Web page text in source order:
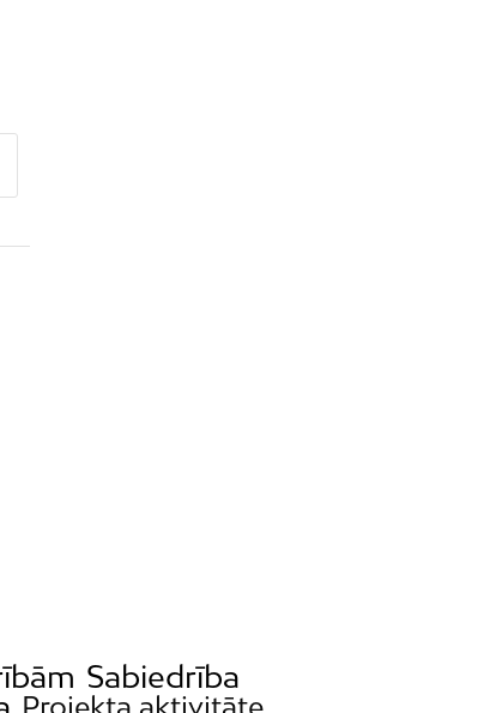
Sabiedrība
Projekta aktivitāte